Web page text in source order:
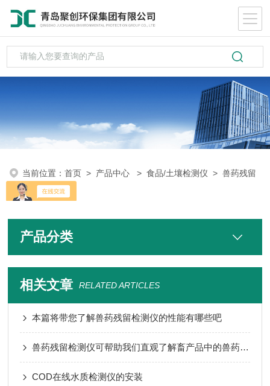
当前位置：首页 > 产品中心 >食品/土壤检测仪 >兽药残留
检测仪
产品分类
相关文章 RELATED ARTICLES
本篇将带您了解兽药残留检测仪的性能有哪些吧
兽药残留检测仪可帮助我们直观了解畜产品中的兽药残留量
COD在线水质检测仪的安装